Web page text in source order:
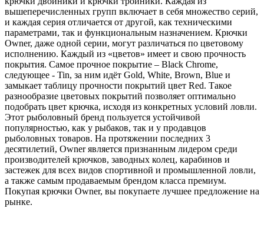
вышеперечисленных групп включает в себя множество серий,
и каждая серия отличается от другой, как техническими
параметрами, так и функциональным назначением. Крючки
Owner, даже одной серии, могут различаться по цветовому
исполнению. Каждый из «цветов» имеет и свою прочность
покрытия. Самое прочное покрытие – Black Chrome,
следующее - Tin, за ним идёт Gold, White, Brown, Blue и
замыкает таблицу прочности покрытий цвет Red. Такое
разнообразие цветовых покрытий позволяет оптимально
подобрать цвет крючка, исходя из конкретных условий ловли.
Этот рыболовный бренд пользуется устойчивой
популярностью, как у рыбаков, так и у продавцов
рыболовных товаров. На протяжении последних 3
десятилетий, Owner является признанным лидером среди
производителей крючков, заводных колец, карабинов и
застежек для всех видов спортивной и промышленной ловли,
а также самым продаваемым брендом класса премиум.
Покупая крючки Owner, вы покупаете лучшее предложение на
рынке.